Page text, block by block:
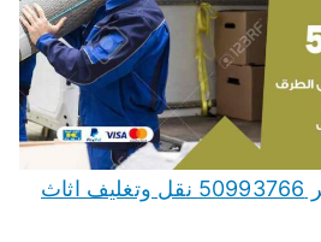
نقل عفش مخيمات البر 50993766 نقل وتغليف اثاث